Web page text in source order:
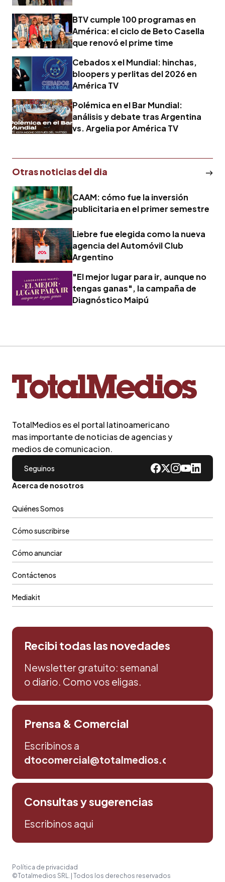
BTV cumple 100 programas en
América: el ciclo de Beto Casella
que renovó el prime time
Cebados x el Mundial: hinchas,
bloopers y perlitas del 2026 en
América TV
Polémica en el Bar Mundial:
análisis y debate tras Argentina
vs. Argelia por América TV
Otras noticias del dia
CAAM: cómo fue la inversión
publicitaria en el primer semestre
Liebre fue elegida como la nueva
agencia del Automóvil Club
Argentino
"El mejor lugar para ir, aunque no
tengas ganas", la campaña de
Diagnóstico Maipú
TotalMedios es el portal latinoamericano
mas importante de noticias de agencias y
medios de comunicacion.
Seguinos
Acerca de nosotros
Quiénes Somos
Cómo suscribirse
Cómo anunciar
Contáctenos
Mediakit
Recibi todas las novedades
Newsletter gratuito: semanal
o diario. Como vos eligas.
Prensa & Comercial
Escribinos a
dtocomercial@totalmedios.com
Consultas y sugerencias
Escribinos aqui
Política de privacidad
©Totalmedios SRL. | Todos los derechos reservados